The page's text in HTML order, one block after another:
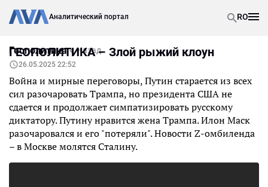
Аналитический портал RO
Геополитика Назад
ГЕОПОЛИТИКА – Злой рыжий клоун
26.05.2025 22:52
Война и мирные переговоры, Путин старается из всех
сил разочаровать Трампа, но президента США не
сдается и продолжает симпатизировать русскому
диктатору. Путину нравится жена Трампа. Илон Маск
разочаровался и его "потеряли". Новости Z-омбиленда
– в Москве молятся Сталину.